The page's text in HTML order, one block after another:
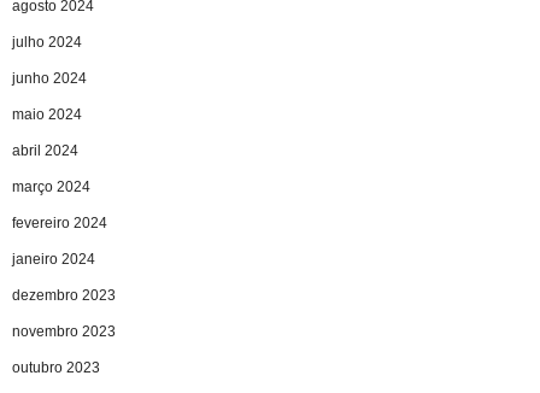
agosto 2024
julho 2024
junho 2024
maio 2024
abril 2024
março 2024
fevereiro 2024
janeiro 2024
dezembro 2023
novembro 2023
outubro 2023